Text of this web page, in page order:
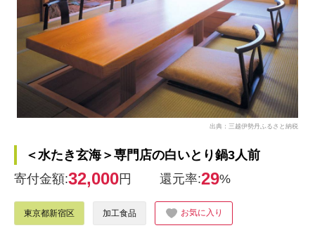
出典：三越伊勢丹ふるさと納税
＜水たき玄海＞専門店の白いとり鍋3人前
寄付金額:32,000円 還元率:29%
東京都新宿区 加工食品 お気に入り